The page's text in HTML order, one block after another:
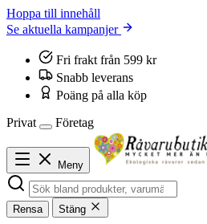
Hoppa till innehåll
Se aktuella kampanjer
Fri frakt från 599 kr
Snabb leverans
Poäng på alla köp
Privat
Företag
Meny
Rensa Stäng